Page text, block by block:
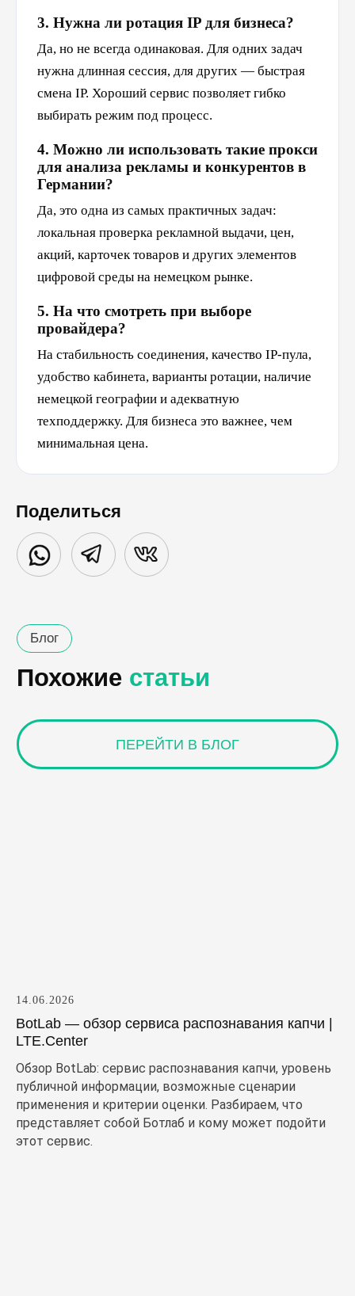
3. Нужна ли ротация IP для бизнеса?
Да, но не всегда одинаковая. Для одних задач
нужна длинная сессия, для других — быстрая
смена IP. Хороший сервис позволяет гибко
выбирать режим под процесс.
4. Можно ли использовать такие прокси
для анализа рекламы и конкурентов в
Германии?
Да, это одна из самых практичных задач:
локальная проверка рекламной выдачи, цен,
акций, карточек товаров и других элементов
цифровой среды на немецком рынке.
5. На что смотреть при выборе
провайдера?
На стабильность соединения, качество IP-пула,
удобство кабинета, варианты ротации, наличие
немецкой географии и адекватную
техподдержку. Для бизнеса это важнее, чем
минимальная цена.
Поделиться
14.06.2026
BotLab — обзор сервиса распознавания капчи |
LTE.Center
Обзор BotLab: сервис распознавания капчи, уровень
публичной информации, возможные сценарии
применения и критерии оценки. Разбираем, что
представляет собой Ботлаб и кому может подойти
этот сервис.